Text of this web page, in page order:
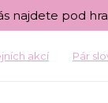
najdete pod
akcí Pár